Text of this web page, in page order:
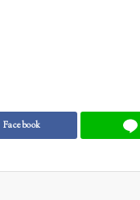
Facebook